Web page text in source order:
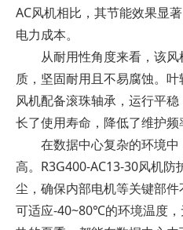
AC风机相比，其节能效果显
电力成本。
从耐用性角度来看，该风
质，坚固耐用且不易腐蚀。
风机配备滚珠轴承，运行平
长了使用寿命，降低了维护频
在数据中心复杂的环境中
高。R3G400-AC13-30风机
尘，确保内部电机等关键部件
可适应-40~80℃的环境温度